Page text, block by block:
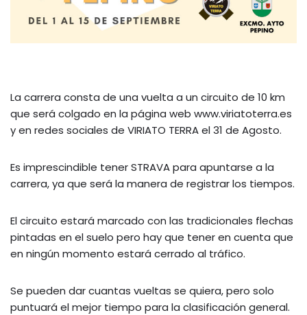
La carrera consta de una vuelta a un circuito de 10 km
que será colgado en la página web www.viriatoterra.es
y en redes sociales de VIRIATO TERRA el 31 de Agosto.
Es imprescindible tener STRAVA para apuntarse a la
carrera, ya que será la manera de registrar los tiempos.
El circuito estará marcado con las tradicionales flechas
pintadas en el suelo pero hay que tener en cuenta que
en ningún momento estará cerrado al tráfico.
Se pueden dar cuantas vueltas se quiera, pero solo
puntuará el mejor tiempo para la clasificación general.